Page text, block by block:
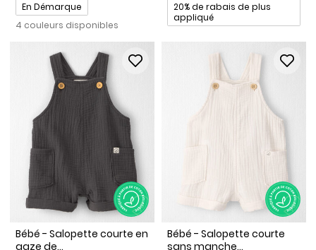
Promotions
En Démarque
4 couleurs disponibles
Promotions
20% de rabais de plus
appliqué
Bébé - Salopette courte en
gaze de...
Bébé - Salopette courte
sans manche...